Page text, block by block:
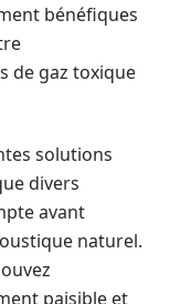
bénéfiques
de gaz toxique
solutions
divers
avant
naturel.
paisible et